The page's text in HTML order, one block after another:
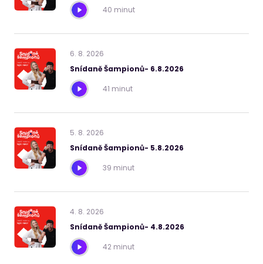
40 minut
6. 8. 2026
Snídaně Šampionů- 6.8.2026
41 minut
5. 8. 2026
Snídaně Šampionů- 5.8.2026
39 minut
4. 8. 2026
Snídaně Šampionů- 4.8.2026
42 minut